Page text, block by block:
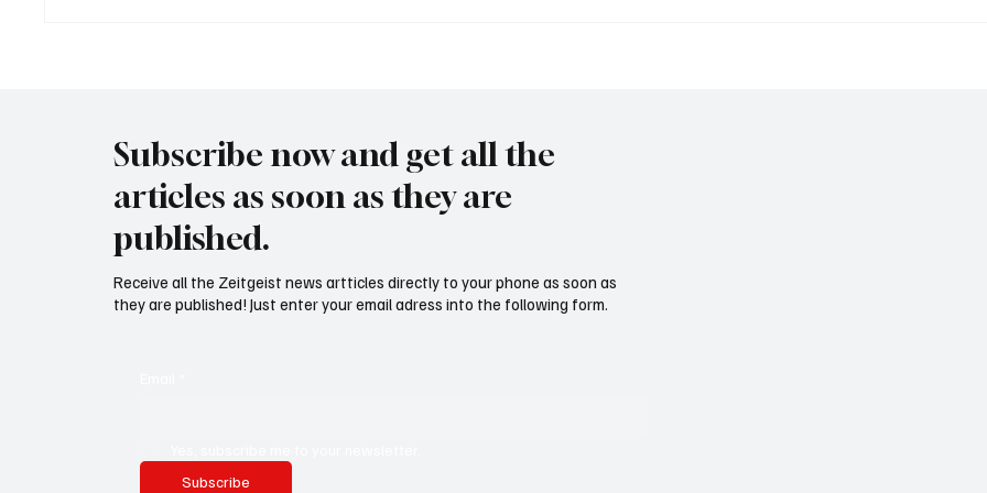
Subscribe now and get all the
articles as soon as they are
published.
Subscribe
Receive all the Zeitgeist news artticles directly to your phone as soon as
they are published! Just enter your email adress into the following form.